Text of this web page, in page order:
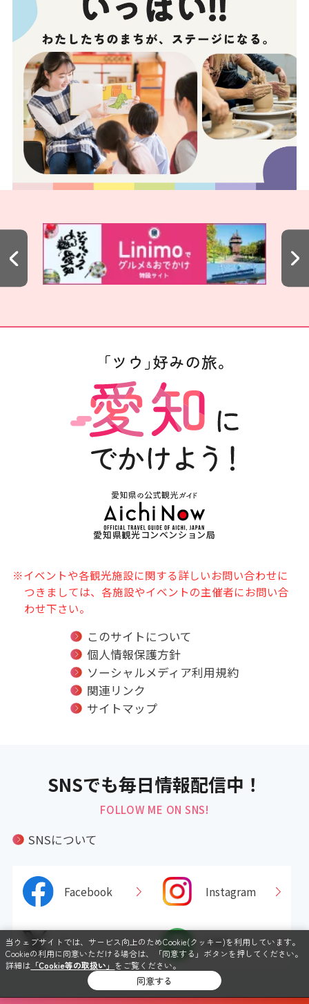
愛知県観光コンベンション局
※イベントや各観光施設に関する詳しいお問い合わせに
つきましては、各施設やイベントの主催者にお問い合
わせ下さい。
このサイトについて
個人情報保護方針
ソーシャルメディア利用規約
関連リンク
サイトマップ
SNSでも毎日情報配信中！
FOLLOW ME ON SNS!
SNSについて
Facebook Instagram
X LINE
当ウェブサイトでは、サービス向上のためCookie(クッキー)を利用しています。
Cookieの利用に同意いただける場合は、「同意する」ボタンを押してください。
詳細は 「Cookie等の取扱い」 をご覧ください。
同意する